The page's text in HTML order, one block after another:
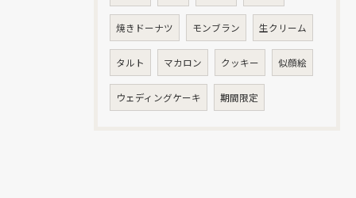
焼きドーナツ モンブラン 生クリーム
タルト マカロン クッキー 似顔絵
ウェディングケーキ 期間限定